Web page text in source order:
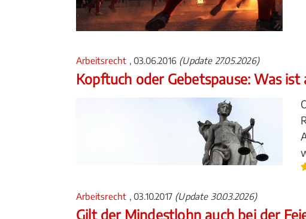
Arbeitsrecht , 03.06.2016 (Update 27.05.2026)
Kopftuch oder Gebetspause: Was
Arbeitsrecht , 03.10.2017 (Update 30.03.2026)
Gilt der Mindestlohn auch bei der